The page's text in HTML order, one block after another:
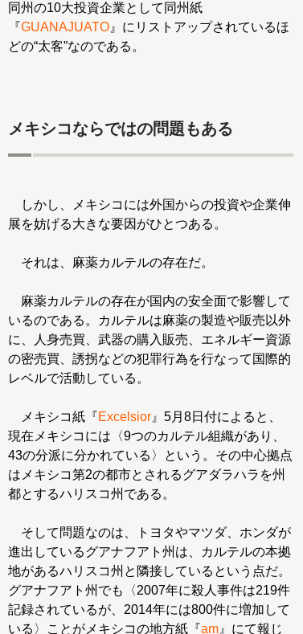
同州の10大投資企業として同州紙
『GUANAJUATO 』にリストアップされているほ
どの“太客”なのである。
メキシコならではの問題もある
しかし、メキシコには外国からの投資や企業伸
展を妨げる大きな要因がひとつある。
それは、麻薬カルテルの存在だ。
麻薬カルテルの存在が国内の安全面で影響して
いるのである。カルテルは麻薬の製造や販売以外
に、人身売買、武器の購入販売、エネルギー資源
の密売買、誘拐などの犯罪行為を行なって国際的
レベルで活動している。
メキシコ紙『Excelsior 』5月8日付によると、
現在メキシコには〈9つのカルテル組織があり、
43の分派に分かれている〉という。その中心拠点
はメキシコ第2の都市とされるグアダラハラを州
都とするハリスコ州である。
そして問題なのは、トヨタやマツダ、ホンダが
進出しているグアナフアト州は、カルテルの本拠
地があるハリスコ州と隣接しているという点だ。
グアナフアト州でも〈2007年に殺人事件は219件
記録されているが、2014年には800件に増加して
いる〉ことがメキシコの地方紙『am 』にて報じ